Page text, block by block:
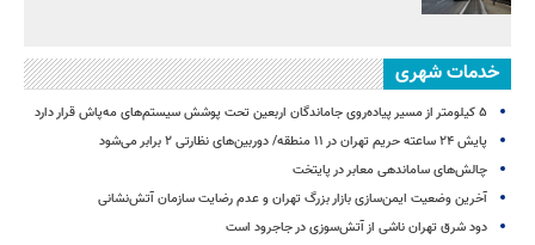
خدمات شهری
۵ کیلومتر از مسیر پیاده‌روی جاماندگان اربعین تحت پوشش سیستم‌های مه‌پاش قرار دارد
پایش ۲۴ ساعته حریم تهران در ۱۱ منطقه/ دوربین‌های نظارتی ۲ برابر می‌شود
چالش‌های ساماندهی معابر در پایتخت
آخرین وضعیت ایمن‌سازی بازار بزرگ تهران و عدم رضایت سازمان آتش‌نشانی
دود شرق تهران ناشی از آتش‌سوزی در جاجرود است